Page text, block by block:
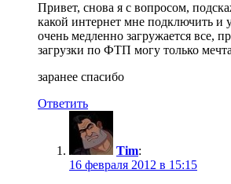
Привет, снова я с вопросом,
какой интернет мне подключить и
очень медленно загружается все,
загрузки по ФТП могу только
заранее спасибо
Ответить
Tim:
16 февраля 2012 в 15:15